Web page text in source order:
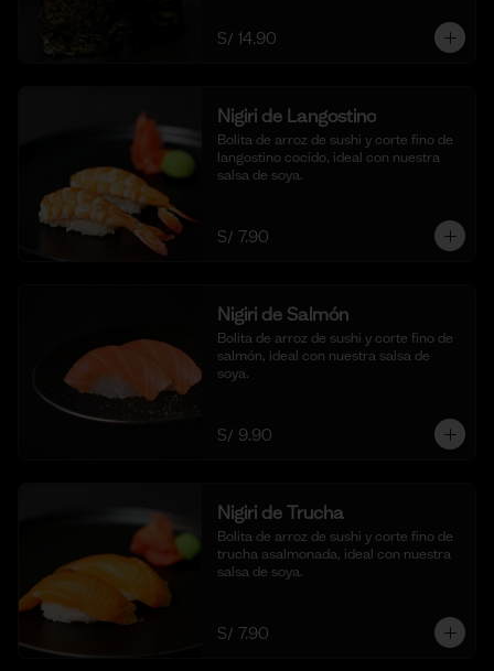
S/ 14.90
Nigiri de Langostino
Bolita de arroz de sushi y corte fino de
langostino cocido, ideal con nuestra
salsa de soya.
S/ 7.90
Nigiri de Salmón
Bolita de arroz de sushi y corte fino de
salmón, ideal con nuestra salsa de
soya.
S/ 9.90
Nigiri de Trucha
Bolita de arroz de sushi y corte fino de
trucha asalmonada, ideal con nuestra
salsa de soya.
S/ 7.90